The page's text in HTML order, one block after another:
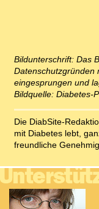
Bildunterschrift: Das
Datenschutzgründen
eingesprungen und
Bildquelle: Diabetes-
Die DiabSite-
mit Diabetes lebt,
freundliche